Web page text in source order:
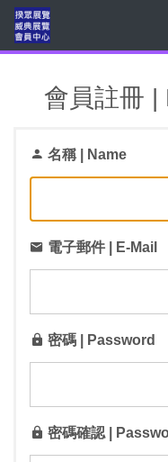
會員註冊 |
名稱 | Name
電子郵件 | E-Mail
密碼 | Password
密碼確認 |